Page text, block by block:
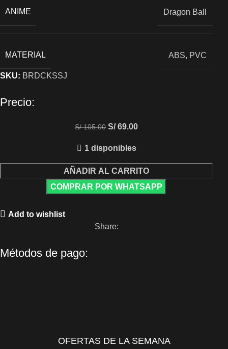
ANIME Dragon Ball
MATERIAL ABS, PVC
SKU: BRDCKSSJ
Precio:
S/105.00 S/69.00
1 disponibles
AÑADIR AL CARRITO
COMPRAR POR WHATSAPP
Add to wishlist
Share:
Métodos de pago:
OFERTAS DE LA SEMANA